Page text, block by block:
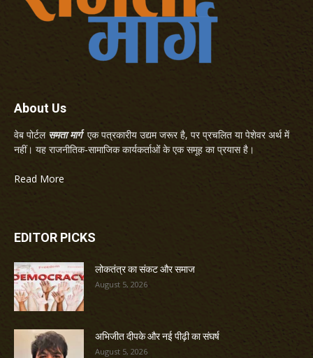
About Us
वेब पोर्टल समता मार्गएक पत्रकारीय उद्यम जरूर है, पर प्रचलित या पेशेवर अर्थ में
नहीं। यह राजनीतिक-सामाजिक कार्यकर्ताओं के एक समूह का प्रयास है।
Read More
EDITOR PICKS
लोकतंत्र का संकट और समाज
August 5, 2026
अभिजीत दीपके और नई पीढ़ी का संघर्ष
August 5, 2026